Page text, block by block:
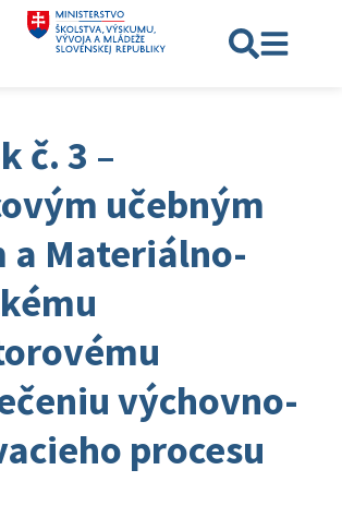
č. 3 –
učebným
a Materiálno-
výchovno-
procesu